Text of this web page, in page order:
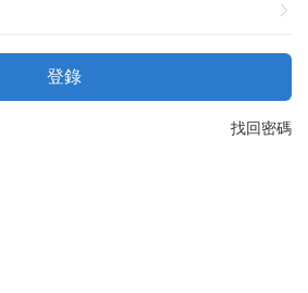
登錄
找回密碼